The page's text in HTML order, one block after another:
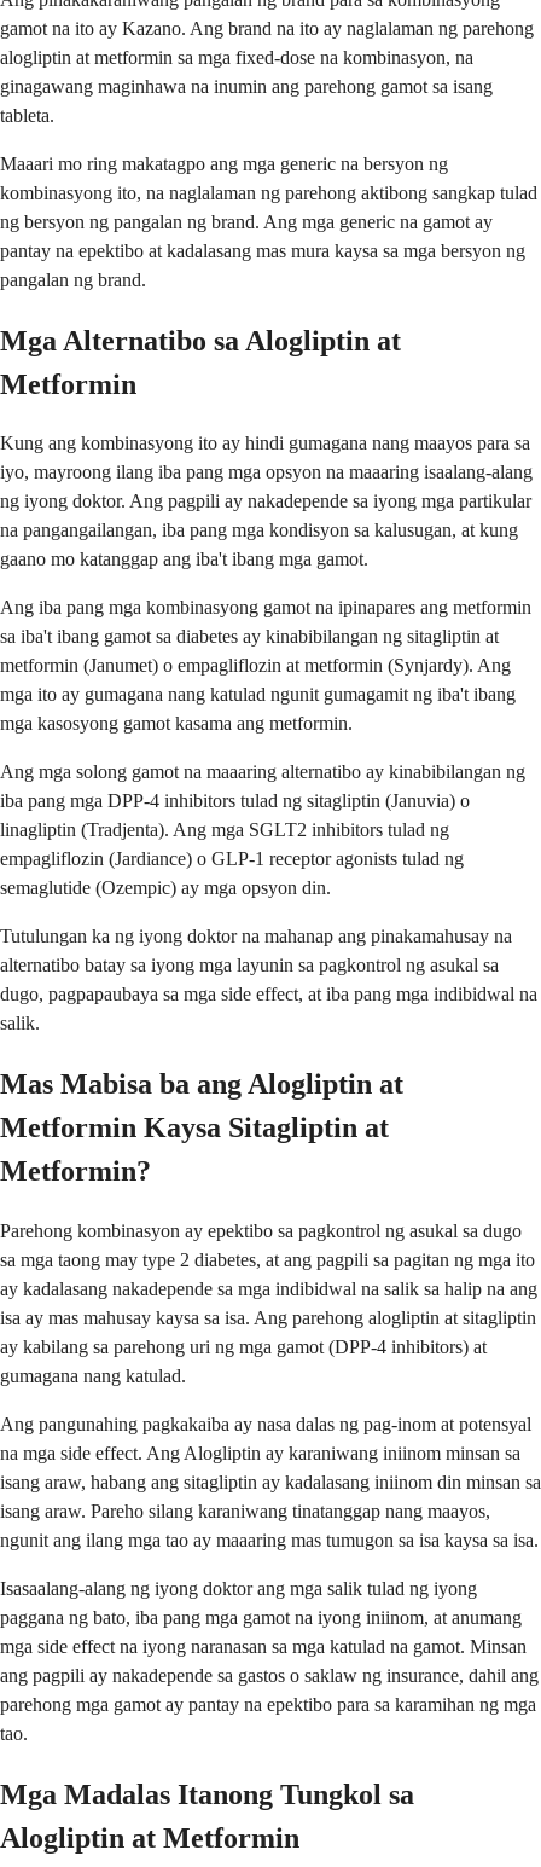
gamot na ito ay Kazano. Ang brand na ito ay naglalaman ng parehong
alogliptin at metformin sa mga fixed-dose na kombinasyon, na
ginagawang maginhawa na inumin ang parehong gamot sa isang
tableta.
Maaari mo ring makatagpo ang mga generic na bersyon ng
kombinasyong ito, na naglalaman ng parehong aktibong sangkap tulad
ng bersyon ng pangalan ng brand. Ang mga generic na gamot ay
pantay na epektibo at kadalasang mas mura kaysa sa mga bersyon ng
pangalan ng brand.
Mga Alternatibo sa Alogliptin at
Metformin
Kung ang kombinasyong ito ay hindi gumagana nang maayos para sa
iyo, mayroong ilang iba pang mga opsyon na maaaring isaalang-alang
ng iyong doktor. Ang pagpili ay nakadepende sa iyong mga partikular
na pangangailangan, iba pang mga kondisyon sa kalusugan, at kung
gaano mo katanggap ang iba't ibang mga gamot.
Ang iba pang mga kombinasyong gamot na ipinapares ang metformin
sa iba't ibang gamot sa diabetes ay kinabibilangan ng sitagliptin at
metformin (Janumet) o empagliflozin at metformin (Synjardy). Ang
mga ito ay gumagana nang katulad ngunit gumagamit ng iba't ibang
mga kasosyong gamot kasama ang metformin.
Ang mga solong gamot na maaaring alternatibo ay kinabibilangan ng
iba pang mga DPP-4 inhibitors tulad ng sitagliptin (Januvia) o
linagliptin (Tradjenta). Ang mga SGLT2 inhibitors tulad ng
empagliflozin (Jardiance) o GLP-1 receptor agonists tulad ng
semaglutide (Ozempic) ay mga opsyon din.
Tutulungan ka ng iyong doktor na mahanap ang pinakamahusay na
alternatibo batay sa iyong mga layunin sa pagkontrol ng asukal sa
dugo, pagpapaubaya sa mga side effect, at iba pang mga indibidwal na
salik.
Mas Mabisa ba ang Alogliptin at
Metformin Kaysa Sitagliptin at
Metformin?
Parehong kombinasyon ay epektibo sa pagkontrol ng asukal sa dugo
sa mga taong may type 2 diabetes, at ang pagpili sa pagitan ng mga ito
ay kadalasang nakadepende sa mga indibidwal na salik sa halip na ang
isa ay mas mahusay kaysa sa isa. Ang parehong alogliptin at sitagliptin
ay kabilang sa parehong uri ng mga gamot (DPP-4 inhibitors) at
gumagana nang katulad.
Ang pangunahing pagkakaiba ay nasa dalas ng pag-inom at potensyal
na mga side effect. Ang Alogliptin ay karaniwang iniinom minsan sa
isang araw, habang ang sitagliptin ay kadalasang iniinom din minsan sa
isang araw. Pareho silang karaniwang tinatanggap nang maayos,
ngunit ang ilang mga tao ay maaaring mas tumugon sa isa kaysa sa isa.
Isasaalang-alang ng iyong doktor ang mga salik tulad ng iyong
paggana ng bato, iba pang mga gamot na iyong iniinom, at anumang
mga side effect na iyong naranasan sa mga katulad na gamot. Minsan
ang pagpili ay nakadepende sa gastos o saklaw ng insurance, dahil ang
parehong mga gamot ay pantay na epektibo para sa karamihan ng mga
tao.
Mga Madalas Itanong Tungkol sa
Alogliptin at Metformin